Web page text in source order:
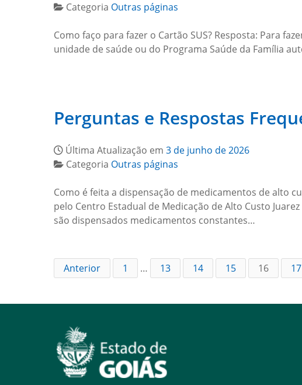
Categoria Outras páginas
Como faço para fazer o Cartão SUS? Resposta: Para
unidade de saúde ou do Programa Saúde da Família
Perguntas e Respostas
Última Atualização em 3 de junho de 2026
Categoria Outras páginas
Como é feita a dispensação de medicamentos de alto
pelo Centro Estadual de Medicação de Alto Custo
são dispensados medicamentos constantes…
Anterior 1 … 13 14 15 16 17